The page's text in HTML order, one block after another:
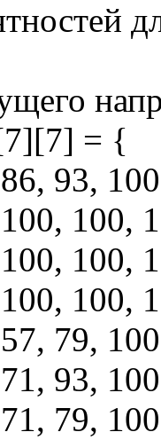
= {
93,
100,
100,
100,
79,
93,
79,